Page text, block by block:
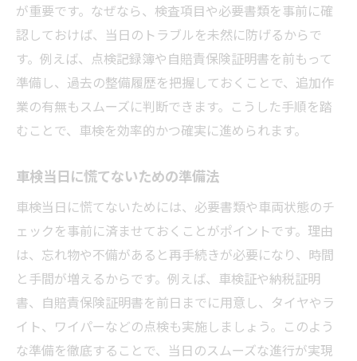
が重要です。なぜなら、検査項目や必要書類を事前に確
認しておけば、当日のトラブルを未然に防げるからで
す。例えば、点検記録簿や自賠責保険証明書を前もって
準備し、過去の整備履歴を把握しておくことで、追加作
業の有無もスムーズに判断できます。こうした手順を踏
むことで、車検を効率的かつ確実に進められます。
車検当日に慌てないための準備法
車検当日に慌てないためには、必要書類や車両状態のチ
ェックを事前に済ませておくことがポイントです。理由
は、忘れ物や不備があると再手続きが必要になり、時間
と手間が増えるからです。例えば、車検証や納税証明
書、自賠責保険証明書を前日までに用意し、タイヤやラ
イト、ワイパーなどの点検も実施しましょう。このよう
な準備を徹底することで、当日のスムーズな進行が実現